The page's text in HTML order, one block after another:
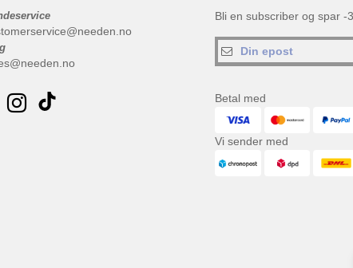
Bli en subscriber og spar -
Betal med
Vi sender med